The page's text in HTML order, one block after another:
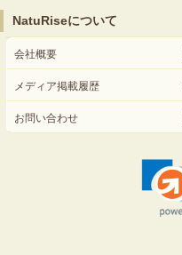
NatuRiseについて
会社概要
メディア掲載履歴
お問い合わせ